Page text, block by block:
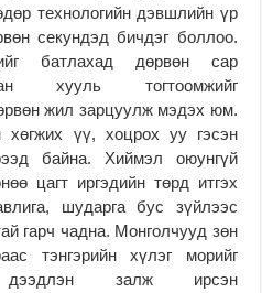
технологийн дэвшлийн үр
секундэд бичдэг боллоо.
батлахад дөрвөн сар
хууль тогтоомжийг
жил зарцуулж мэдэх юм.
хөгжих үү, хоцрох уу гэсэн
байна. Хиймэл оюунгүй
цагт иргэдийн төрд итгэх
шударга бус зүйлээс
гарч чадна. Монголчууд зөн
тэнгэрийн хүлэг морийг
дээдлэн залж ирсэн